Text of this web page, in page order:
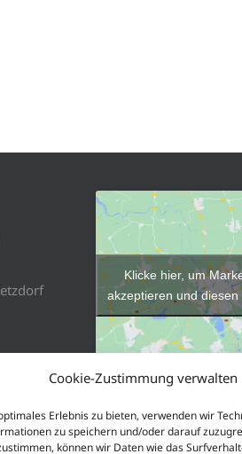
Cookie-Zustimmung verwalten
Erlebnis zu bieten, verwenden wir
zu speichern und/oder darauf
können wir Daten wie das
Klicke hier, um
akzeptieren und